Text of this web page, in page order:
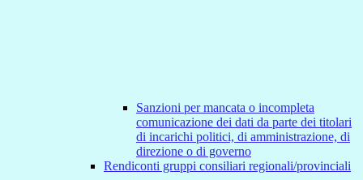
Sanzioni per mancata o incompleta
comunicazione dei dati da parte dei titolari
di incarichi politici, di amministrazione, di
direzione o di governo
Rendiconti gruppi consiliari regionali/provinciali